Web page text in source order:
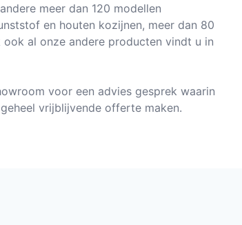
meer dan 120 modellen
en houten kozijnen, meer dan 80
al onze andere producten vindt u in
voor een advies gesprek waarin
vrijblijvende offerte maken.